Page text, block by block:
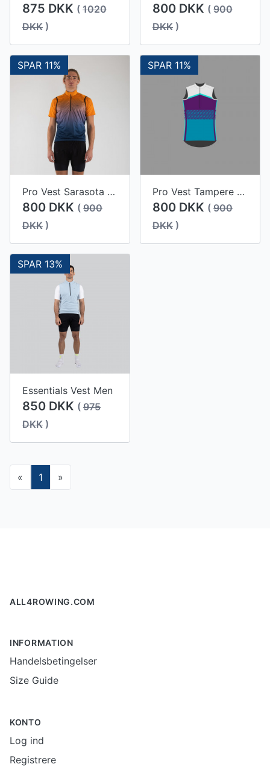
875 DKK ( 1020
DKK )
800 DKK ( 900
DKK )
SPAR 11%
Pro Vest Sarasota Men
800 DKK ( 900
DKK )
SPAR 11%
Pro Vest Tampere Men
800 DKK ( 900
DKK )
SPAR 13%
Essentials Vest Men
850 DKK ( 975
DKK )
« 1 »
ALL4ROWING.COM
INFORMATION
Handelsbetingelser
Size Guide
KONTO
Log ind
Registrere